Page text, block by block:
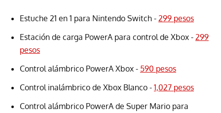
Estuche 21 en 1 para Nintendo Switch - 299 pesos
Estación de carga PowerA para control de Xbox - 299
pesos
Control alámbrico PowerA Xbox - 590 pesos
Control inalámbrico de Xbox Blanco - 1,027 pesos
Control alámbrico PowerA de Super Mario para